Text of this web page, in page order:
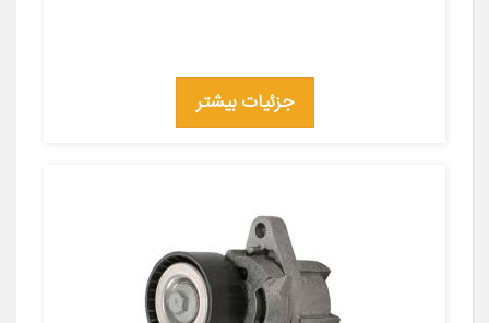
جزئیات بیشتر